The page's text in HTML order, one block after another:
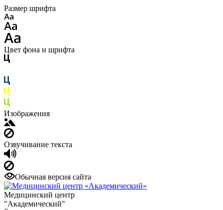
Размер шрифта
Цвет фона и шрифта
Изображения
Озвучивание текста
Обычная версия сайта
Медицинский центр
"Академический"